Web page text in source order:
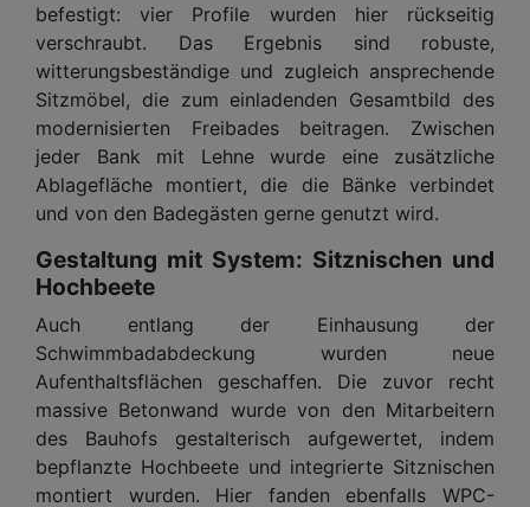
befestigt: vier Profile wurden hier rückseitig
verschraubt. Das Ergebnis sind robuste,
witterungsbeständige und zugleich ansprechende
Sitzmöbel, die zum einladenden Gesamtbild des
modernisierten Freibades beitragen. Zwischen
jeder Bank mit Lehne wurde eine zusätzliche
Ablagefläche montiert, die die Bänke verbindet
und von den Badegästen gerne genutzt wird.
Gestaltung mit System: Sitznischen und
Hochbeete
Auch entlang der Einhausung der
Schwimmbadabdeckung wurden neue
Aufenthaltsflächen geschaffen. Die zuvor recht
massive Betonwand wurde von den Mitarbeitern
des Bauhofs gestalterisch aufgewertet, indem
bepflanzte Hochbeete und integrierte Sitznischen
montiert wurden. Hier fanden ebenfalls WPC-